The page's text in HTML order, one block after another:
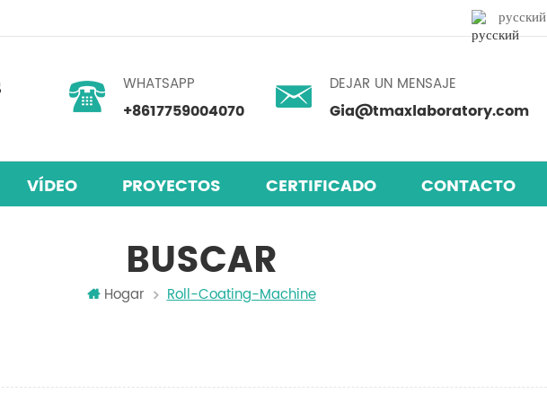
русский
WHATSAPP
+8617759004070
DEJAR UN MENSAJE
Gia@tmaxlaboratory.com
VÍDEO PROYECTOS CERTIFICADO CONTACTO
BUSCAR
Hogar Roll-Coating-Machine